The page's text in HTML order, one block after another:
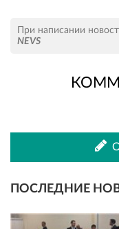
При написании
NEVS
ПОСЛЕДНИЕ